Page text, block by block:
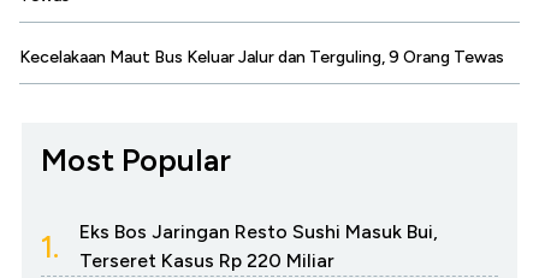
Kecelakaan Maut Bus Keluar Jalur dan Terguling, 9 Orang Tewas
Most Popular
1.
Eks Bos Jaringan Resto Sushi Masuk Bui,
Terseret Kasus Rp 220 Miliar